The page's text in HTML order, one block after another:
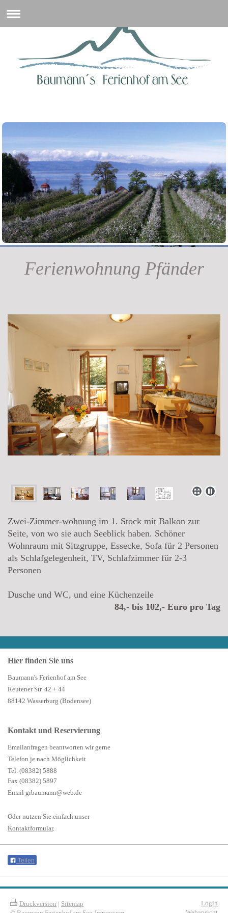
Ferienwohnung Pfänder
Zwei-Zimmer-wohnung im 1. Stock mit Balkon zur
Seite, von wo sie auch Seeblick haben. Schöner
Wohnraum mit Sitzgruppe, Essecke, Sofa für 2 Personen
als Schlafgelegenheit, TV, Schlafzimmer für 2-3
Personen
Dusche und WC, und eine Küchenzeile
84,- bis 102,- Euro pro Tag
Hier finden Sie uns
Baumann's Ferienhof am See
Reutener Str. 42 + 44
88142 Wasserburg (Bodensee)
Kontakt und Reservierung
Emailanfragen beantworten wir gerne
Telefon je nach Möglichkeit
Tel. (08382) 5888
Fax (08382) 5897
Email grbaumann@web.de
Oder nutzen Sie einfach unser
Kontaktformular.
Teilen
Druckversion | Sitemap
Login